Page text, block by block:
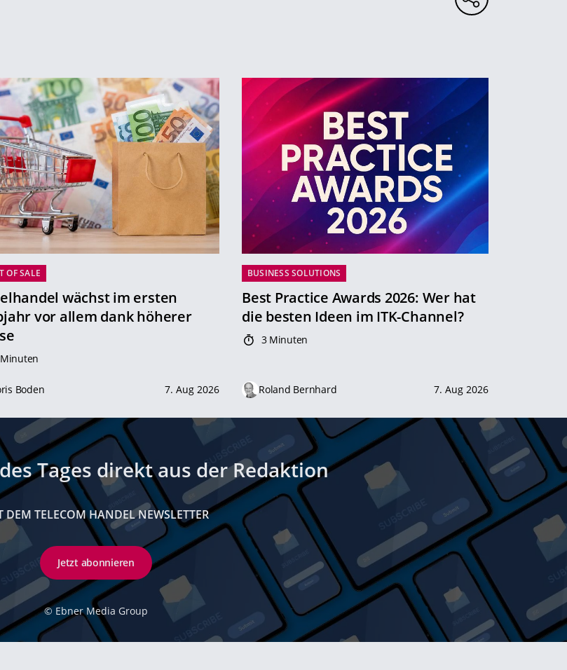
OF SALE
wächst im ersten
vor allem dank höherer
Boden 7. Aug 2026
BUSINESS SOLUTIONS
Best Practice Awards 2026: Wer hat
die besten Ideen im ITK-Channel?
3 Minuten
Roland Bernhard 7. Aug 2026
Tages direkt aus der Redaktion
DEM TELECOM HANDEL NEWSLETTER
Jetzt abonnieren
© Ebner Media Group